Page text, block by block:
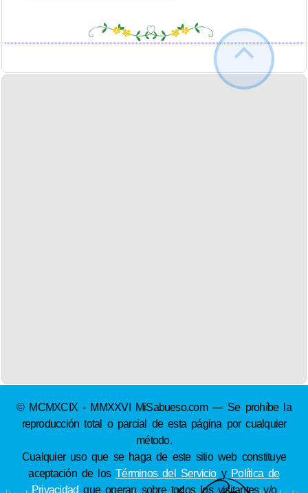
© MCMXCIX - MMXXVI MiSabueso.com — Se prohíbe la
reproducción total o parcial de esta página por cualquier
método.
Cualquier uso que se haga de este sitio web constituye
aceptación de losTérminos del Servicioy Política de
Privacidad que operan sobre todos los visitantes y/o